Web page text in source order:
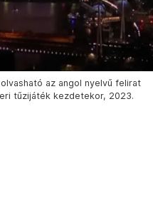
az angol nyelvű felirat
tűzijáték kezdetekor, 2023.